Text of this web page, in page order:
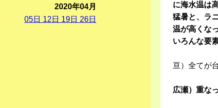
に海水温は
猛暑と、ラ
温が高くな
いろんな要
亘）全てが
広瀬）重な
2020年04月
05日 12 日 19日 26日